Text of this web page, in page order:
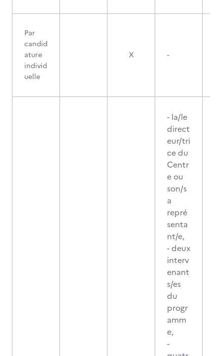
Par
candid
ature
individ
uelle
X -
- la/le
direct
eur/tri
ce du
Centr
e ou
son/s
a
repré
senta
nt/e,
- deux
interv
enant
s/es
du
progr
amm
e,
-